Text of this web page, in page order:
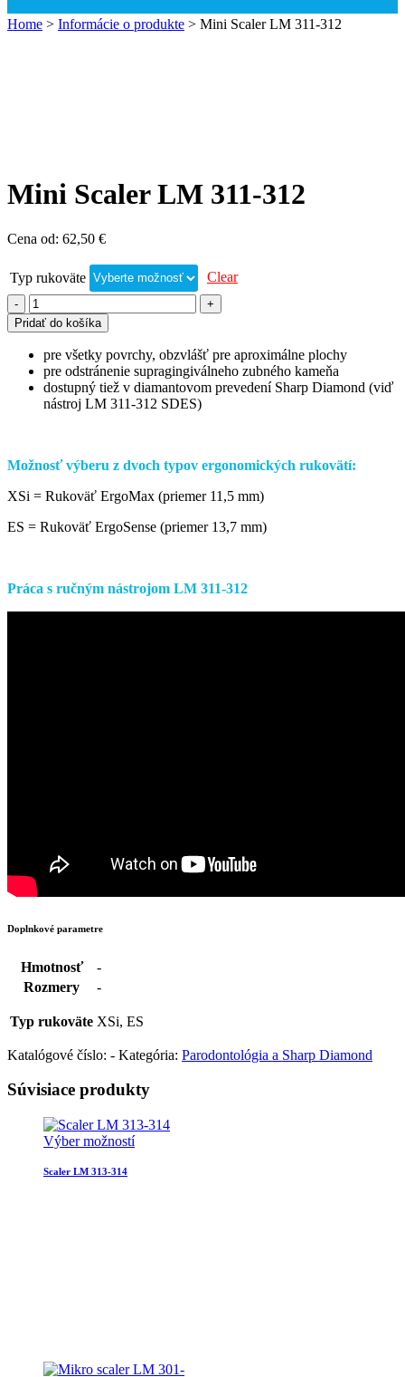
Home > Informácie o produkte > Mini Scaler LM 311-312
Mini Scaler LM 311-312
Cena od: 62,50 €
Typ rukoväte Clear
Pridať do košíka
pre všetky povrchy, obzvlášť pre aproximálne plochy
pre odstránenie supragingiválneho zubného kameňa
dostupný tiež v diamantovom prevedení Sharp Diamond (viď
nástroj LM 311-312 SDES)
Možnosť výberu z dvoch typov ergonomických rukovätí:
XSi = Rukoväť ErgoMax (priemer 11,5 mm)
ES = Rukoväť ErgoSense (priemer 13,7 mm)
Práca s ručným nástrojom LM 311-312
Doplnkové parametre
Hmotnosť
-
Rozmery
-
Typ rukoväte XSi, ES
Katalógové číslo: - Kategória: Parodontológia a Sharp Diamond
Súvisiace produkty
Výber možností
Scaler LM 313-314